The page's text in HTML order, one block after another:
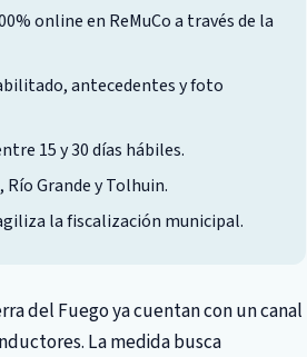
online en ReMuCo a través de la
antecedentes y foto
15 y 30 días hábiles.
Grande y Tolhuin.
la fiscalización municipal.
del Fuego ya cuentan con un canal
La medida busca